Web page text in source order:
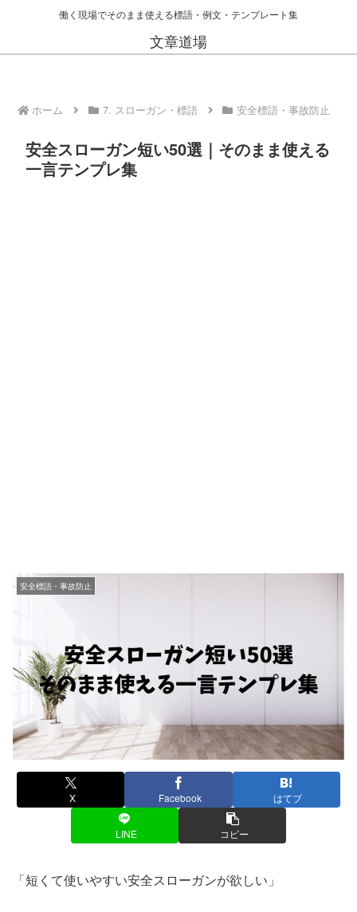
働く現場でそのまま使える標語・例文・テンプレート集
文章道場
ホーム 7. スローガン・標語 安全標語・事故防止
安全スローガン短い50選｜そのまま使える
一言テンプレ集
安全標語・事故防止
X Facebook はてブ
LINE コピー
「短くて使いやすい安全スローガンが欲しい」